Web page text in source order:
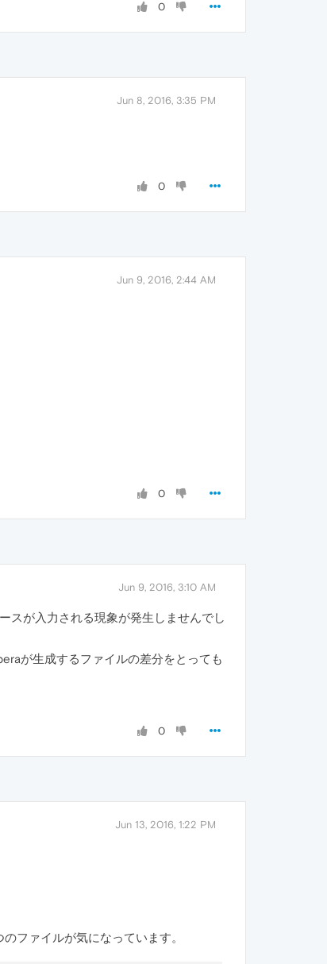
0
Jun 8, 2016, 3:35 PM
0
Jun 9, 2016, 2:44 AM
0
Jun 9, 2016, 3:10 AM
スが入力される現象が発生しませんでし
が生成するファイルの差分をとっても
0
Jun 13, 2016, 1:22 PM
ファイルが気になっています。